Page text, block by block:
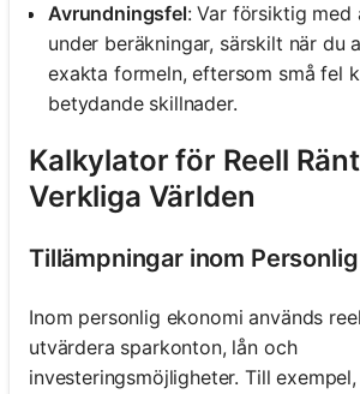
Avrundningsfel: Var försiktig med
under beräkningar, särskilt när du
exakta formeln, eftersom små fel
betydande skillnader.
Kalkylator för Reell
Verkliga Världen
Tillämpningar inom
Inom personlig ekonomi används
utvärdera sparkonton, lån och
investeringsmöjligheter. Till